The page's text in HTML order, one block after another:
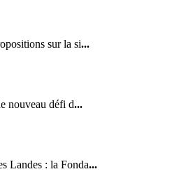
sur la si...
nouveau défi d...
Landes : la Fonda...